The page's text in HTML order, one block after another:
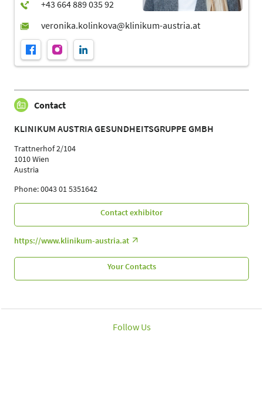
Contact
KLINIKUM AUSTRIA GESUNDHEITSGRUPPE GMBH
Trattnerhof 2/104
1010 Wien
Austria
Phone: 0043 01 5351642
Contact exhibitor
https://www.klinikum-austria.at
Your Contacts
Follow Us